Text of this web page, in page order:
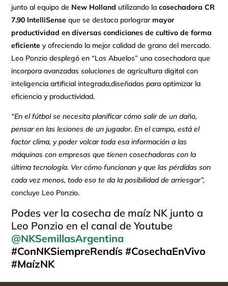
junto al equipo de New Holland utilizando lacosechadora CR
7.90 IntelliSenseque se destaca porlograrmayor
productividad en diversas condiciones de cultivo de forma
eficientey ofreciendo la mejor calidad de grano del mercado.
Leo Ponzio desplegó en “Los Abuelos” una cosechadora que
incorpora avanzadas soluciones de agricultura digital con
inteligencia artificial integrada,diseñadas para optimizar la
eficiencia y productividad.
“En el fútbol se necesita planificar cómo salir de un daño,
pensar en las lesiones de un jugador. En el campo, está el
factor clima, y poder volcar toda esa información a las
máquinas con empresas que tienen cosechadoras con la
última tecnología. Ver cómo funcionan y que las pérdidas son
cada vez menos, todo eso te da la posibilidad de arriesgar”,
concluye Leo Ponzio.
Podes ver la cosecha de maíz NK junto a
Leo Ponzio en el canal de Youtube
@NKSemillasArgentina
#ConNKSiempreRendís #CosechaEnVivo
#MaízNK